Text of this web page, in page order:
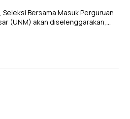
Seleksi Bersama Masuk Perguruan
(UNM) akan diselenggarakan,…